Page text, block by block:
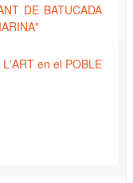
DE BATUCADA
en el POBLE